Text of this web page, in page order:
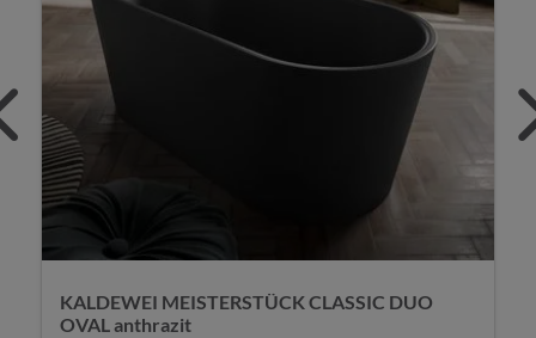
KALDEWEI freistehende Wanne Classic Duo
oval weiß